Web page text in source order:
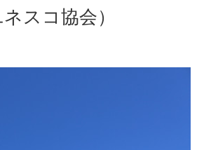
スコ協会）